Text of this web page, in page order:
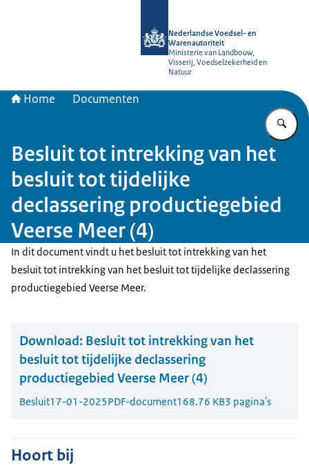
Nederlandse Voedsel- en
Warenautoriteit
Ministerie van Landbouw,
Visserij, Voedselzekerheid en
Natuur
Home Documenten
Besluit tot intrekking van het
besluit tot tijdelijke
declassering productiegebied
Veerse Meer (4)
In dit document vindt u het besluit tot intrekking van het
besluit tot intrekking van het besluit tot tijdelijke declassering
productiegebied Veerse Meer.
Download: Besluit tot intrekking van het
besluit tot tijdelijke declassering
productiegebied Veerse Meer (4)
Besluit17-01-2025PDF-document168.76 KB3 pagina's
Hoort bij